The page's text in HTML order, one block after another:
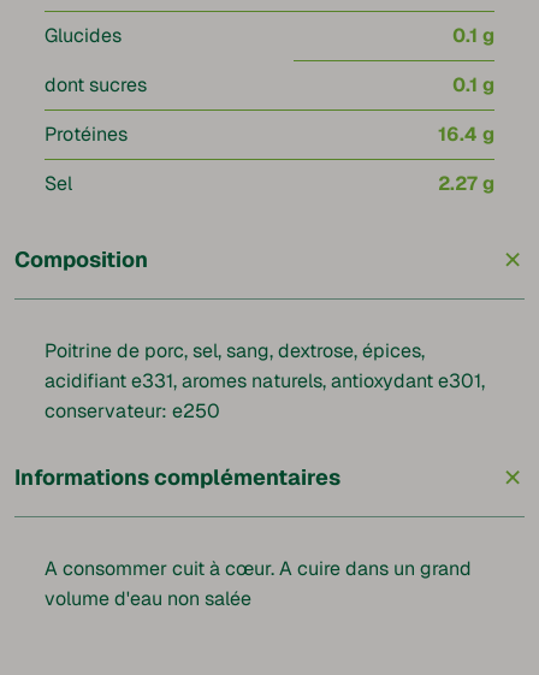
Glucides
0.1 g
dont sucres
0.1 g
Protéines
16.4 g
Sel
2.27 g
Composition +
Poitrine de porc, sel, sang, dextrose, épices,
acidifiant e331, aromes naturels, antioxydant e301,
conservateur: e250
Informations complémentaires +
A consommer cuit à cœur. A cuire dans un grand
volume d'eau non salée